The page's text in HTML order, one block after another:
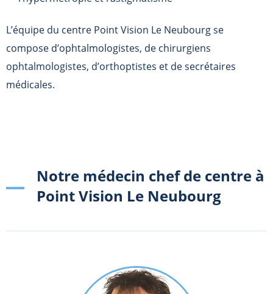
L’équipe du centre Point Vision Le Neubourg se
compose d’ophtalmologistes, de chirurgiens
ophtalmologistes, d’orthoptistes et de secrétaires
médicales.
Notre médecin chef de centre à
Point Vision Le Neubourg